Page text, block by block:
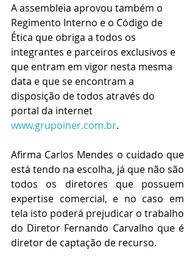
A assembleia aprovou também o
Regimento Interno e o Código de
Ética que obriga a todos os
integrantes e parceiros exclusivos e
que entram em vigor nesta mesma
data e que se encontram a
disposição de todos através do
portal da internet
www.grupoiner.com.br.
Afirma Carlos Mendes o cuidado que
está tendo na escolha, já que não são
todos os diretores que possuem
expertise comercial, e no caso em
tela isto poderá prejudicar o trabalho
do Diretor Fernando Carvalho que é
diretor de captação de recurso.